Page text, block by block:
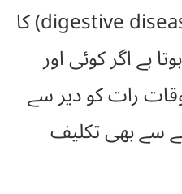
معدے کی تکلیف (digestive diseases) کا
ہے اگر کوئی اور
رات کو دیر سے
سے بھی تکلیف